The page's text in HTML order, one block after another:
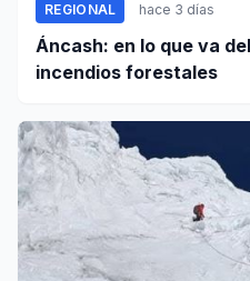
REGIONAL hace 3 días
Áncash: en lo que va
incendios forestales